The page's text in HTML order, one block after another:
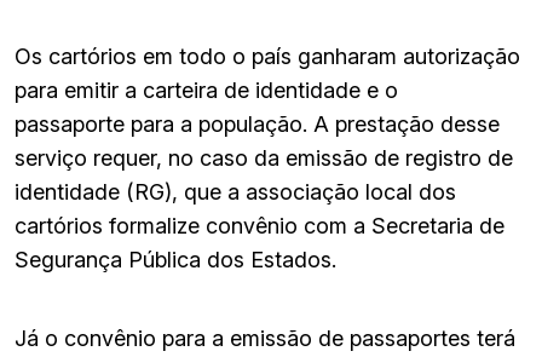
Os cartórios em todo o país ganharam autorização
para emitir a carteira de identidade e o
passaporte para a população. A prestação desse
serviço requer, no caso da emissão de registro de
identidade (RG), que a associação local dos
cartórios formalize convênio com a Secretaria de
Segurança Pública dos Estados.
Já o convênio para a emissão de passaportes terá